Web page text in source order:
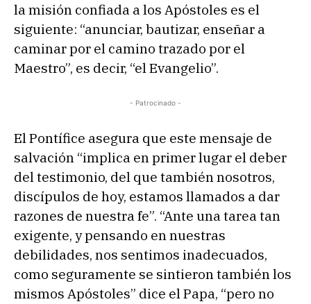
la misión confiada a los Apóstoles es el
siguiente: “anunciar, bautizar, enseñar a
caminar por el camino trazado por el
Maestro”, es decir, “el Evangelio”.
- Patrocinado -
El Pontífice asegura que este mensaje de
salvación “implica en primer lugar el deber
del testimonio, del que también nosotros,
discípulos de hoy, estamos llamados a dar
razones de nuestra fe”. “Ante una tarea tan
exigente, y pensando en nuestras
debilidades, nos sentimos inadecuados,
como seguramente se sintieron también los
mismos Apóstoles” dice el Papa, “pero no